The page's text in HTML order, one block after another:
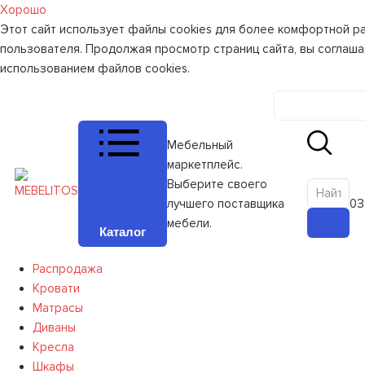
Хорошо
Этот сайт использует файлы cookies для более комфортной
пользователя. Продолжая просмотр страниц сайта, вы
использованием файлов cookies.
Каталог
Мебельный
маркетплейс.
Выберите своего
лучшего поставщика
мебели.
0
Распродажа
Кровати
Матрасы
Диваны
Кресла
Шкафы